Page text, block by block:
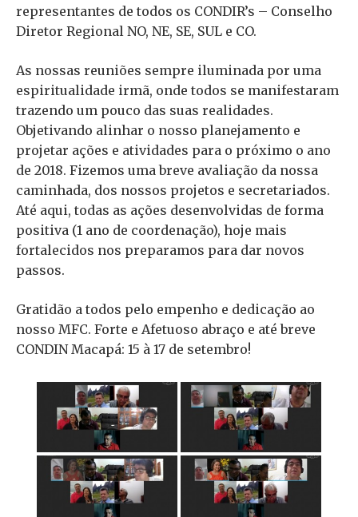
representantes de todos os CONDIR’s – Conselho
Diretor Regional NO, NE, SE, SUL e CO.
As nossas reuniões sempre iluminada por uma
espiritualidade irmã, onde todos se manifestaram
trazendo um pouco das suas realidades.
Objetivando alinhar o nosso planejamento e
projetar ações e atividades para o próximo o ano
de 2018. Fizemos uma breve avaliação da nossa
caminhada, dos nossos projetos e secretariados.
Até aqui, todas as ações desenvolvidas de forma
positiva (1 ano de coordenação), hoje mais
fortalecidos nos preparamos para dar novos
passos.
Gratidão a todos pelo empenho e dedicação ao
nosso MFC. Forte e Afetuoso abraço e até breve
CONDIN Macapá: 15 à 17 de setembro!